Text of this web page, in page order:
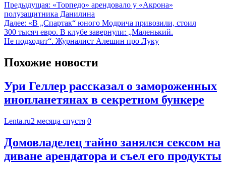
Предыдущая: «Торпедо» арендовало у «Акрона»
полузащитника Данилина
Далее: «В „Спартак“ юного Модрича привозили, стоил
300 тысяч евро. В клубе завернули: „Маленький.
Не подходит“. Журналист Алешин про Луку
Похожие новости
Ури Геллер рассказал о замороженных
инопланетянах в секретном бункере
Lenta.ru2 месяца спустя 0
Домовладелец тайно занялся сексом на
диване арендатора и съел его продукты